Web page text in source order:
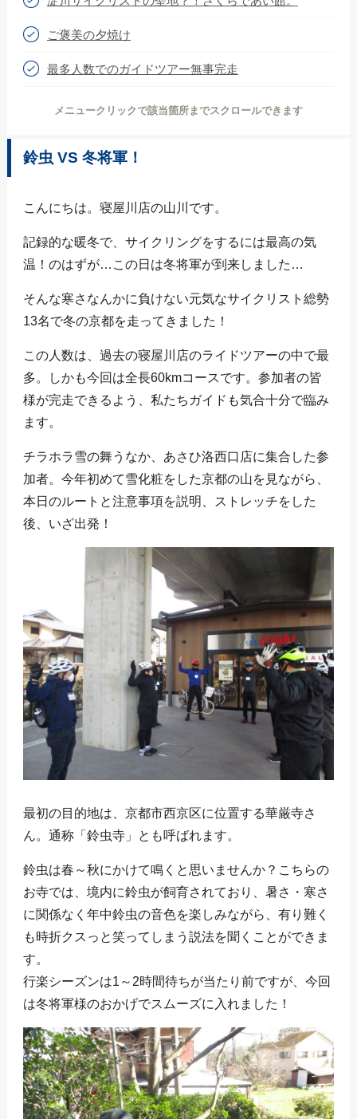
ご褒美の夕焼け
最多人数でのガイドツアー無事完走
メニュークリックで該当箇所までスクロールできます
鈴虫 VS 冬将軍！
こんにちは。寝屋川店の山川です。
記録的な暖冬で、サイクリングをするには最高の気
温！のはずが…この日は冬将軍が到来しました…
そんな寒さなんかに負けない元気なサイクリスト総勢
13名で冬の京都を走ってきました！
この人数は、過去の寝屋川店のライドツアーの中で最
多。しかも今回は全長60kmコースです。参加者の皆
様が完走できるよう、私たちガイドも気合十分で臨み
ます。
チラホラ雪の舞うなか、あさひ洛西口店に集合した参
加者。今年初めて雪化粧をした京都の山を見ながら、
本日のルートと注意事項を説明、ストレッチをした
後、いざ出発！
最初の目的地は、京都市西京区に位置する華厳寺さ
ん。通称「鈴虫寺」とも呼ばれます。
鈴虫は春～秋にかけて鳴くと思いませんか？こちらの
お寺では、境内に鈴虫が飼育されており、暑さ・寒さ
に関係なく年中鈴虫の音色を楽しみながら、有り難く
も時折クスっと笑ってしまう説法を聞くことができま
す。
行楽シーズンは1～2時間待ちが当たり前ですが、今回
は冬将軍様のおかげでスムーズに入れました！